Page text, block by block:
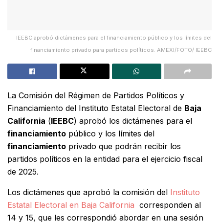
IEEBC aprobó dictámenes para el financiamiento público y los límites del
financiamiento privado para partidos políticos. AMEXI/FOTO/ IEEBC
La Comisión del Régimen de Partidos Políticos y
Financiamiento del Instituto Estatal Electoral de Baja
California (IEEBC) aprobó los dictámenes para el
financiamiento público y los límites del
financiamiento privado que podrán recibir los
partidos políticos en la entidad para el ejercicio fiscal
de 2025.
Los dictámenes que aprobó la comisión del Instituto
Estatal Electoral en Baja California corresponden al
14 y 15, que les correspondió abordar en una sesión